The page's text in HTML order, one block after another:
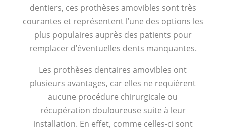
dentiers, ces prothèses amovibles sont très
courantes et représentent l’une des options les
plus populaires auprès des patients pour
remplacer d’éventuelles dents manquantes.
Les prothèses dentaires amovibles ont
plusieurs avantages, car elles ne requièrent
aucune procédure chirurgicale ou
récupération douloureuse suite à leur
installation. En effet, comme celles-ci sont